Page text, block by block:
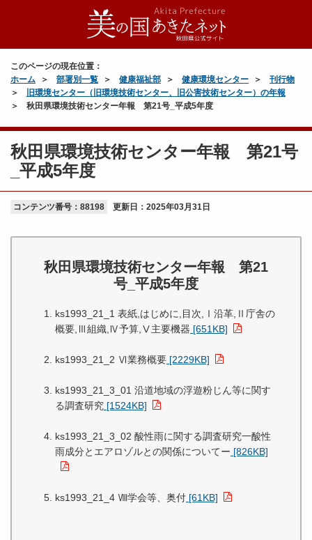
このページの現在位置：
ホーム
部署別一覧 健康福祉部 健康環境センター
刊行物
旧環境センター（旧環境技術センター、旧公害技術センター）の年報
秋田県環境技術センター年報 第21号_平成5年度
秋田県環境技術センター年報 第21号
_平成5年度
コンテンツ番号：88198 更新日： 2025年03月31日
秋田県環境技術センター年報 第21
号_平成5年度
ks1993_21_1 表紙,はじめに,目次,Ⅰ沿革,Ⅱ庁舎の
概要,Ⅲ組織,Ⅳ予算,Ⅴ主要機器 [651KB]
ks1993_21_2 Ⅵ業務概要 [2229KB]
ks1993_21_3_01 沿道地域の浮遊粉じん等に関す
る調査研究 [1524KB]
ks1993_21_3_02 酸性雨に関する調査研究一酸性
雨成分とエアロゾルとの関係についてー [826KB]
ks1993_21_4 Ⅷ学会等、奥付 [61KB]